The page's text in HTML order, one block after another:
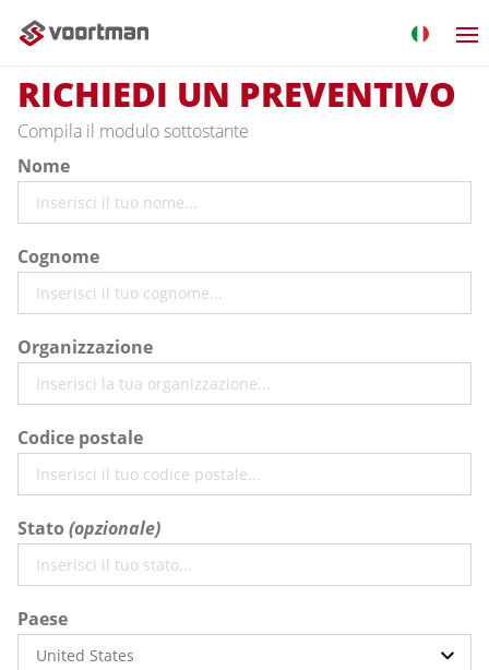
RICHIEDI UN PREVENTIVO
Compila il modulo sottostante
Nome
Cognome
Organizzazione
Codice postale
Stato
Paese